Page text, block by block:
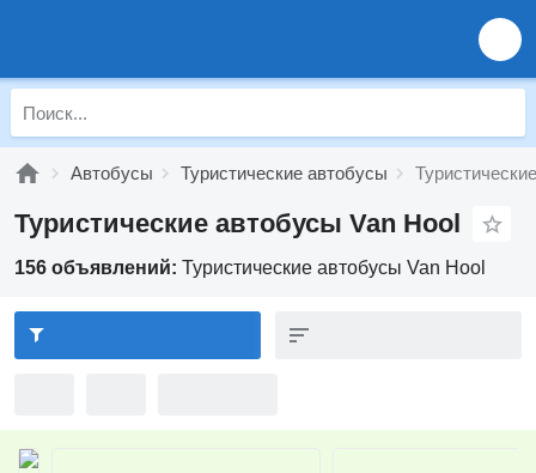
Автобусы Туристические автобусы
Туристические автобусы Van Hool
156 объявлений: Туристические автобусы Van Hool